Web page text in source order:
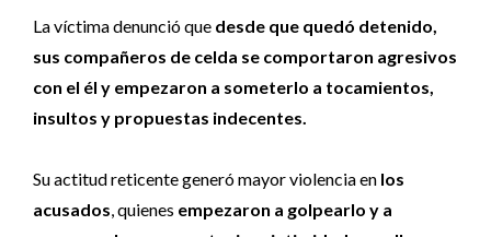
La víctima denunció que desde que quedó detenido,
sus compañeros de celda se comportaron agresivos
con el él y empezaron a someterlo a tocamientos,
insultos y propuestas indecentes.
Su actitud reticente generó mayor violencia en los
acusados, quienes empezaron a golpearlo y a